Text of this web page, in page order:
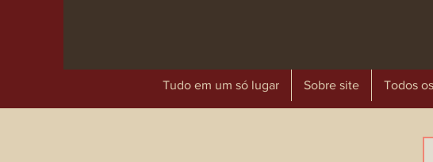
Tudo em um só lugar Sobre site Todos